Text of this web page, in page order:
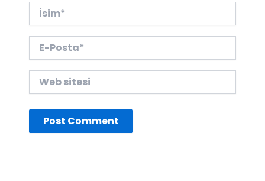
İsim*
Posta*
sitesi